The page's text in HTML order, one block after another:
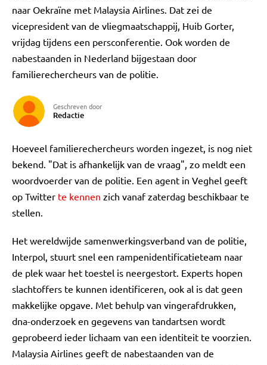
naar Oekraïne met Malaysia Airlines. Dat zei de
vicepresident van de vliegmaatschappij, Huib Gorter,
vrijdag tijdens een persconferentie. Ook worden de
nabestaanden in Nederland bijgestaan door
familierechercheurs van de politie.
Geschreven door
Redactie
Hoeveel familierechercheurs worden ingezet, is nog niet
bekend. "Dat is afhankelijk van de vraag", zo meldt een
woordvoerder van de politie. Een agent in Veghel geeft
op Twitter te kennen zich vanaf zaterdag beschikbaar te
stellen.
Het wereldwijde samenwerkingsverband van de politie,
Interpol, stuurt snel een rampenidentificatieteam naar
de plek waar het toestel is neergestort. Experts hopen
slachtoffers te kunnen identificeren, ook al is dat geen
makkelijke opgave. Met behulp van vingerafdrukken,
dna-onderzoek en gegevens van tandartsen wordt
geprobeerd ieder lichaam van een identiteit te voorzien.
Malaysia Airlines geeft de nabestaanden van de